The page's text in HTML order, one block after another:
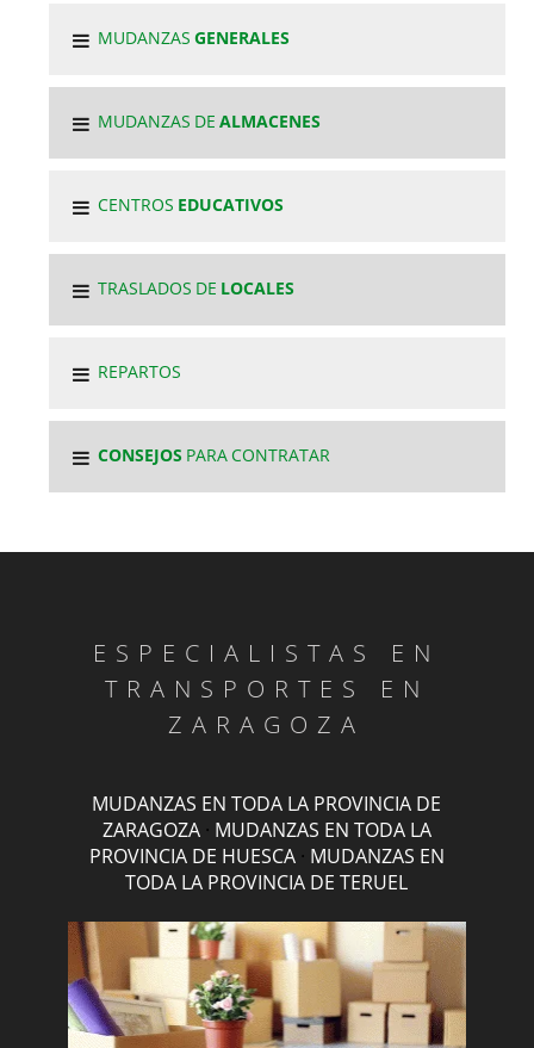
MUDANZASGENERALES
MUDANZAS DEALMACENES
CENTROS EDUCATIVOS
TRASLADOS DE LOCALES
REPARTOS
CONSEJOS PARA CONTRATAR
ESPECIALISTAS EN
TRANSPORTES EN
ZARAGOZA
MUDANZAS EN TODA LA PROVINCIA DE
ZARAGOZA· MUDANZAS EN TODA LA
PROVINCIA DE HUESCA· MUDANZAS EN
TODA LA PROVINCIA DE TERUEL